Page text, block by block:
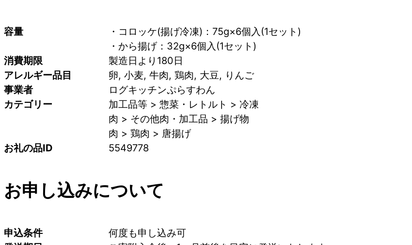
容量
・コロッケ(揚げ冷凍)：75g×6個入(1セット)
・から揚げ：32g×6個入(1セット)
消費期限
製造日より180日
アレルギー品目
卵, 小麦, 牛肉, 鶏肉, 大豆, りんご
事業者
ログキッチンぷらすわん
カテゴリー
加工品等 > 惣菜・レトルト > 冷凍
肉 > その他肉・加工品 > 揚げ物
肉 > 鶏肉 > 唐揚げ
お礼の品ID
5549778
お申し込みについて
申込条件
何度も申し込み可